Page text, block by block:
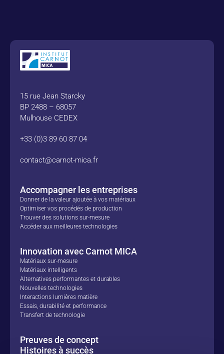
15 rue Jean Starcky
BP 2488 – 68057
Mulhouse CEDEX
+33 (0)3 89 60 87 04
contact@carnot-mica.fr
Accompagner les entreprises
Donner de la valeur ajoutée à vos matériaux
Optimiser vos procédés de production
Trouver des solutions sur-mesure
Accéder aux meilleures technologies
Innovation avec Carnot MICA
Matériaux sur-mesure
Matériaux intelligents
Alternatives performantes et durables
Nouvelles technologies
Interactions lumières matière
Essais, durabilité et performance
Transfert de technologie
Preuves de concept
Histoires à succès